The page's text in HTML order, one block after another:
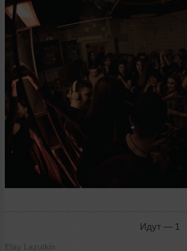
Идут — 1
Elay Lazutkin